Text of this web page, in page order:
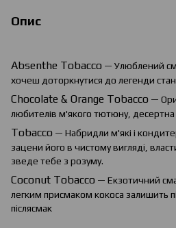
Опис
Absenthe Tobacco — Улюблений
хочеш доторкнутися до легенди
Chocolate & Orange Tobacco —
любителів м'якого тютюну, десертна
Tobacco — Набридли м'які і
зацени його в чистому вигляді,
зведе тебе з розуму.
Coconut Tobacco — Екзотичний
легким присмаком кокоса залишить
післясмак